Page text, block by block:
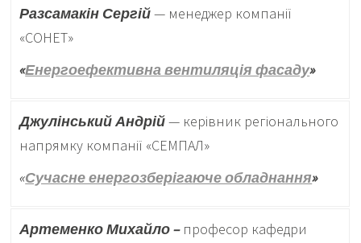
Разсамакін Сергій— менеджер компанії
«СОНЕТ»
«Енергоефективна вентиляція фасаду»
Джулінський Андрій— керівник регіонального
напрямку компанії «СЕМПАЛ»
«Сучасне енергозберігаюче обладнання»
Артеменко Михайло –професор кафедри